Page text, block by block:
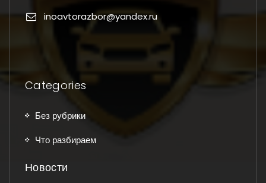
inoavtorazbor@yandex.ru
Categories
Без рубрики
Что разбираем
Новости